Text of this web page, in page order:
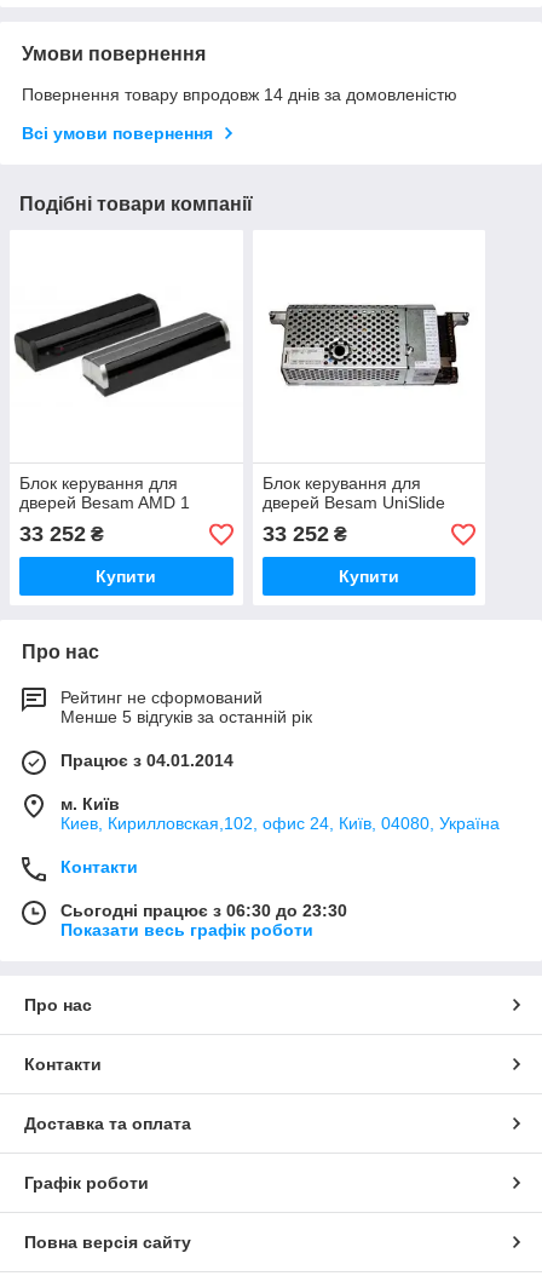
Умови повернення
Повернення товару впродовж 14 днів за домовленістю
Всі умови повернення
Подібні товари компанії
Блок керування для
дверей Besam AMD 1
33 252 ₴
Купити
Блок керування для
дверей Besam UniSlide
33 252₴
Купити
Про нас
Рейтинг не сформований
Менше 5 відгуків за останній рік
Працює з 04.01.2014
м. Київ
Киев, Кирилловская,102, офис 24, Київ, 04080, Україна
Контакти
Сьогодні працює з 06:30 до 23:30
Показати весь графік роботи
Про нас
Контакти
Доставка та оплата
Графік роботи
Повна версія сайту